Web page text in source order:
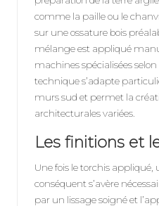
comme la paille ou le
sur une ossature bois
mélange est appliqué
machines spécialisées
technique s’adapte
murs sud et permet la
architecturales variées.
Les finitions et
Une fois le torchis
conséquent s’avère
par un lissage soigné et